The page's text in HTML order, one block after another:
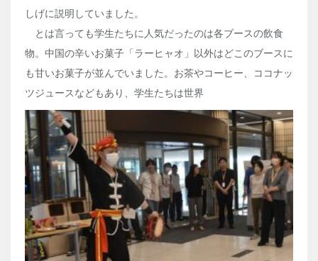
しげに説明していました。
とは言っても学生たちに人気だったのは各ブースの飲食
物。中国の辛いお菓子「ラーヒャオ」以外はどこのブースに
も甘いお菓子が並んでいました。お茶やコーヒー、ココナッ
ツジュースなどもあり、学生たちは世界